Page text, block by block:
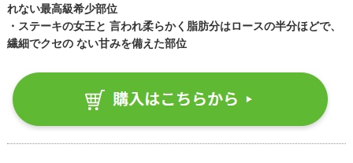
れない最高級希少部位
・ステーキの女王と 言われ柔らかく脂肪分はロースの半分ほどで、
繊細でクセの ない甘みを備えた部位